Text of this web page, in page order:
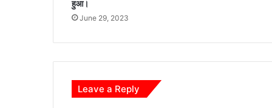
लि
स
ली
स
हुआ।
June 29, 2023
Leave a Reply